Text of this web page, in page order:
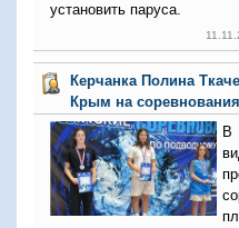
установить паруса.
Керчанка Полина
Крым на
В